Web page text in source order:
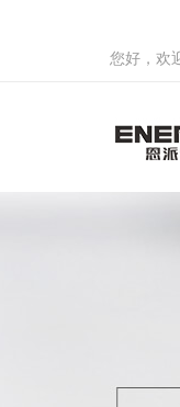
您好，欢